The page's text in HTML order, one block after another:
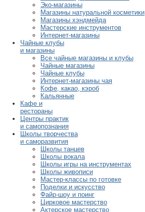
Эко-магазины
Магазины натуральной косметики
Магазины хэндмейда
Мастерские инструментов
Интернет-магазины
Чайные клубы
и магазины
Все чайные магазины и клубы
Чайные магазины
Чайные клубы
Интернет-магазины чая
Кофе, какао, кэроб
Кальянные
Кафе и
рестораны
Центры практик
и самопознания
Школы творчества
и саморазвития
Школы танцев
Школы вокала
Школы игры на инструментах
Школы живописи
Мастер-классы по готовке
Поделки и искусство
Файр-шоу и поинг
Цирковое мастерство
Актерское мастерство